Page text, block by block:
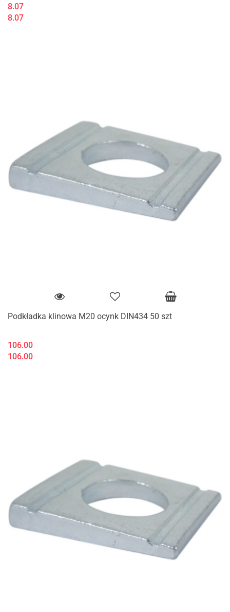
8.07
8.07
Podkładka klinowa M20 ocynk DIN434 50 szt
106.00
106.00